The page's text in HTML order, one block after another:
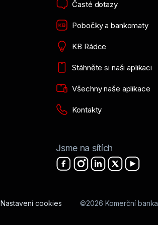
Časté dotazy
Pobočky a bankomaty
KB Rádce
Stáhněte si naši aplikaci
Všechny naše aplikace
Kontakty
Jsme na sítích
Nastavení cookies ©2026 Komerční banka